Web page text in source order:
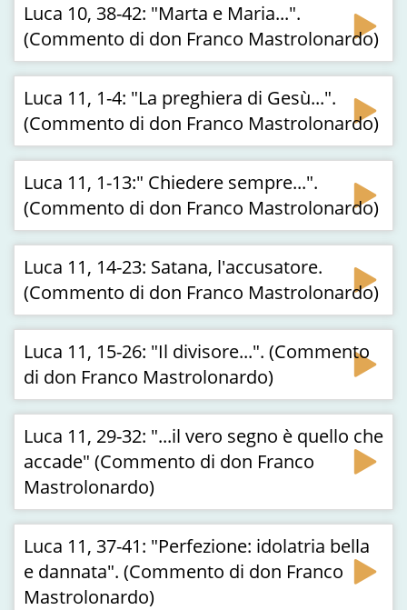
Luca 10, 38-42: "Marta e Maria...".
(Commento di don Franco Mastrolonardo)
Luca 11, 1-4: "La preghiera di Gesù...".
(Commento di don Franco Mastrolonardo)
Luca 11, 1-13:" Chiedere sempre...".
(Commento di don Franco Mastrolonardo)
Luca 11, 14-23: Satana, l'accusatore.
(Commento di don Franco Mastrolonardo)
Luca 11, 15-26: "Il divisore...". (Commento
di don Franco Mastrolonardo)
Luca 11, 29-32: "...il vero segno è quello che
accade" (Commento di don Franco
Mastrolonardo)
Luca 11, 37-41: "Perfezione: idolatria bella
e dannata". (Commento di don Franco
Mastrolonardo)